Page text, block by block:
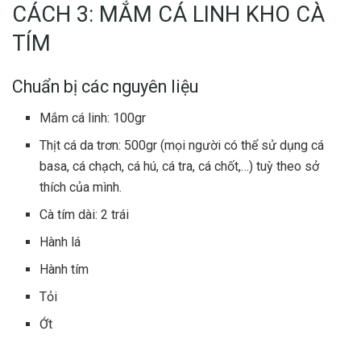
CÁCH 3: MẮM CÁ LINH KHO CÀ
TÍM
Chuẩn bị các nguyên liệu
Mắm cá linh: 100gr
Thịt cá da trơn: 500gr (mọi người có thể sử dụng cá
basa, cá chạch, cá hú, cá tra, cá chốt,…) tuỳ theo sở
thích của mình.
Cà tím dài: 2 trái
Hành lá
Hành tím
Tỏi
Ớt